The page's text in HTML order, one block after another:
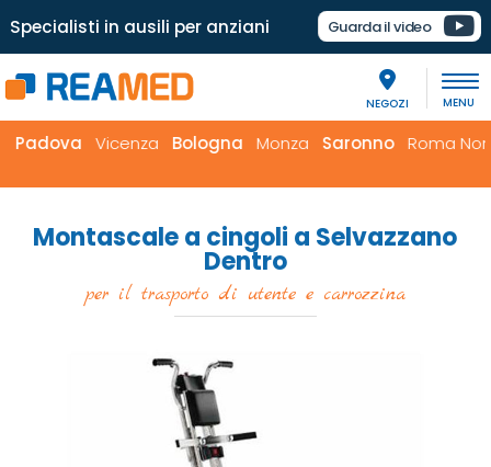
Specialisti in ausili per anziani Guarda il video
NEGOZI
VicenzaBolognaMonzaSaronnoRoma Nord
Montascale a cingoli a Selvazzano
Dentro
per il trasporto di utente e carrozzina